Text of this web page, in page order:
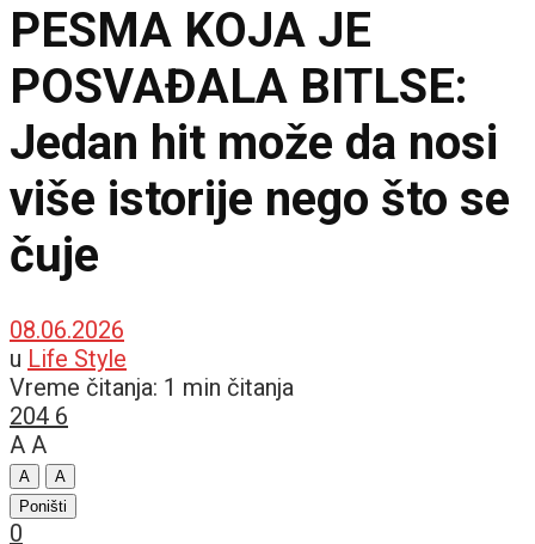
PESMA KOJA JE
POSVAĐALA BITLSE:
Jedan hit može da nosi
više istorije nego što se
čuje
08.06.2026
u Life Style
Vreme čitanja: 1 min čitanja
204 6
A A
A
A
Poništi
0